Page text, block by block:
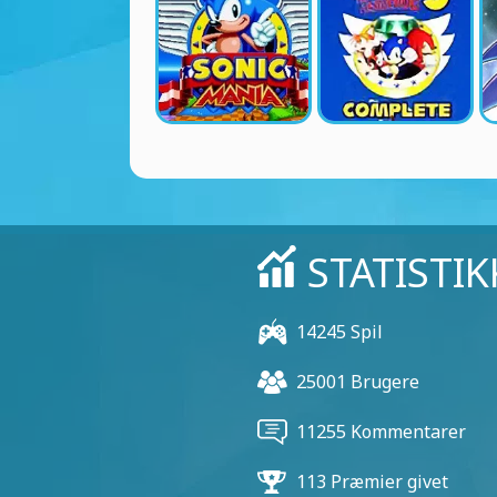
14245 Spil
25001 Brugere
11255 Kommentarer
113 Præmier givet